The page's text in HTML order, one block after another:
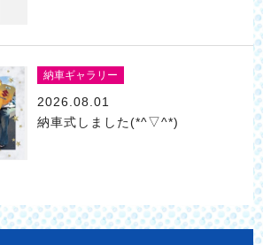
納車ギャラリー
2026.08.01
納車式しました(*^▽^*)